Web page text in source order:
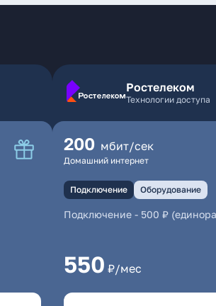
Ростелеком
Технологии доступа
200 мбит/сек
Домашний интернет
Подключение Оборудование
Подключение - 500 ₽
550 ₽/мес